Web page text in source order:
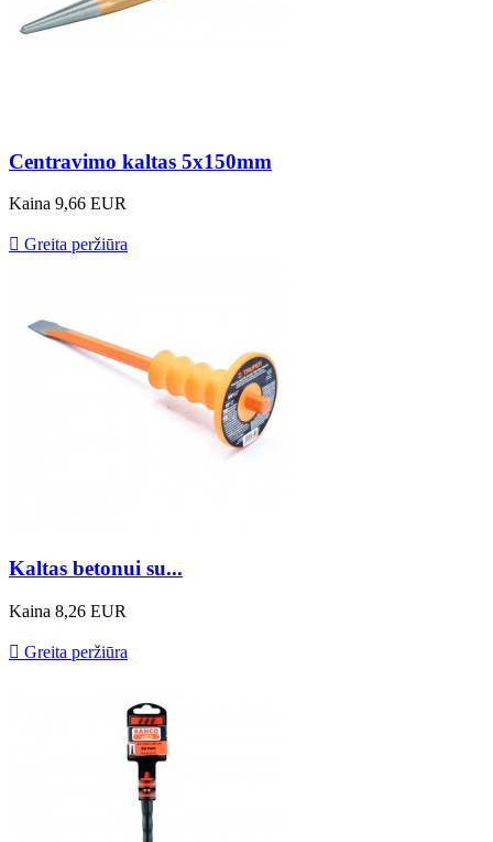
Centravimo kaltas 5x150mm
Kaina 9,66 EUR
 Greita peržiūra
Kaltas betonui su...
Kaina 8,26 EUR
 Greita peržiūra